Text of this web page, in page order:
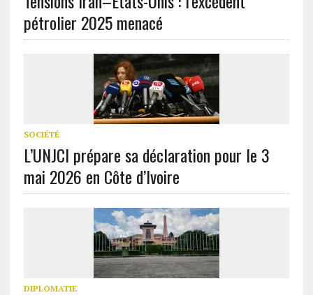
pétrolier 2025 menacé
SOCIÉTÉ
L’UNJCI prépare sa déclaration pour le 3
mai 2026 en Côte d’Ivoire
DIPLOMATIE